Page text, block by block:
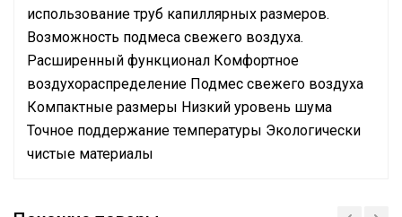
использование труб капиллярных размеров.
Возможность подмеса свежего воздуха.
Расширенный функционал Комфортное
воздухораспределение Подмес свежего воздуха
Компактные размеры Низкий уровень шума
Точное поддержание температуры Экологически
чистые материалы